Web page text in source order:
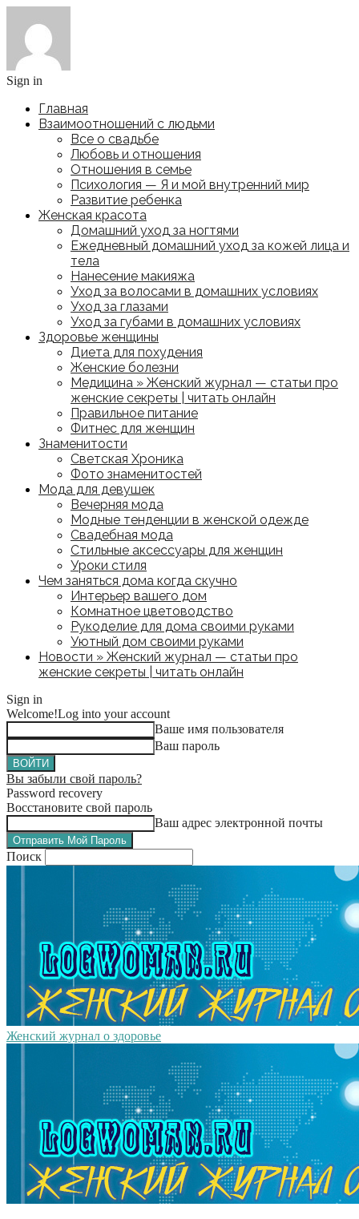
Sign in
Главная
Взаимоотношений с людьми
Все о свадьбе
Любовь и отношения
Отношения в семье
Психология — Я и мой внутренний мир
Развитие ребенка
Женская красота
Домашний уход за ногтями
Ежедневный домашний уход за кожей лица и
тела
Нанесение макияжа
Уход за волосами в домашних условиях
Уход за глазами
Уход за губами в домашних условиях
Здоровье женщины
Диета для похудения
Женские болезни
Медицина » Женский журнал — статьи про
женские секреты | читать онлайн
Правильное питание
Фитнес для женщин
Знаменитости
Светская Хроника
Фото знаменитостей
Мода для девушек
Вечерняя мода
Модные тенденции в женской одежде
Свадебная мода
Стильные аксессуары для женщин
Уроки стиля
Чем заняться дома когда скучно
Интерьер вашего дом
Комнатное цветоводство
Рукоделие для дома своими руками
Уютный дом своими руками
Новости » Женский журнал — статьи про
женские секреты | читать онлайн
Sign in
Welcome!Log into your account
Ваше имя пользователя
Ваш пароль
Вы забыли свой пароль?
Password recovery
Восстановите свой пароль
Ваш адрес электронной почты
Поиск
Женский журнал о здоровье